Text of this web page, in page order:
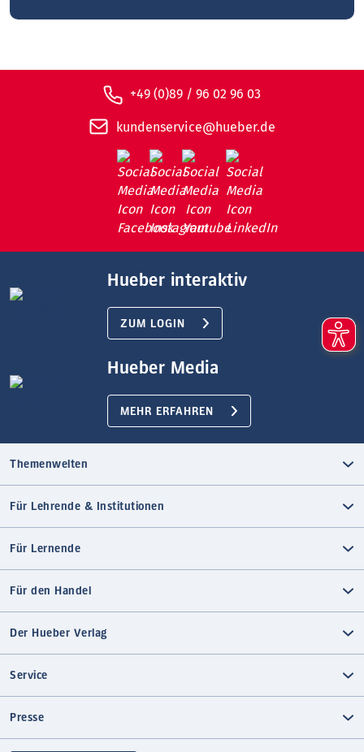
+49 (0)89 / 96 02 96 03
kundenservice@hueber.de
Hueber interaktiv
ZUM LOGIN
Hueber Media
MEHR ERFAHREN
Themenwelten
Für Lehrende & Institutionen
Für Lernende
Für den Handel
Der Hueber Verlag
Service
Presse